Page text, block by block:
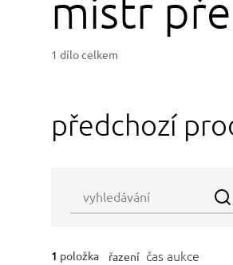
mistr
1 dílo celkem
předchozí
1 položka řazení čas aukce